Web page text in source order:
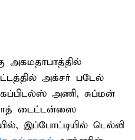
அகமதாபாத்தில்
அக்சர் படேல்
அணி, சுப்மன்
டைட்டன்ஸை
இப்போட்டியில் டெல்லி